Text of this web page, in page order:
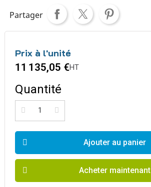
Partager
Prix à l'unité
11 135,05 €HT
Quantité
Ajouter au panier
Acheter maintenant